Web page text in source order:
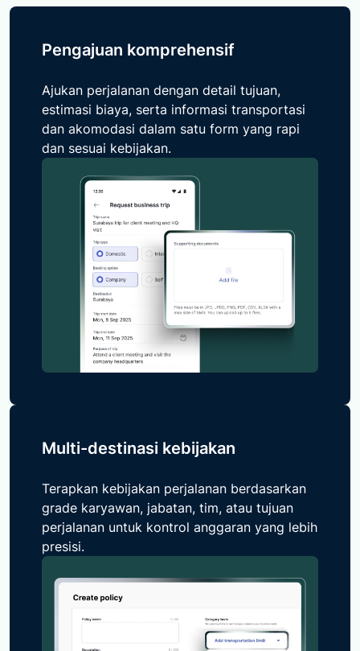
Pengajuan komprehensif
Ajukan perjalanan dengan detail tujuan,
estimasi biaya, serta informasi transportasi
dan akomodasi dalam satu form yang rapi
dan sesuai kebijakan.
Multi-destinasi kebijakan
Terapkan kebijakan perjalanan berdasarkan
grade karyawan, jabatan, tim, atau tujuan
perjalanan untuk kontrol anggaran yang lebih
presisi.